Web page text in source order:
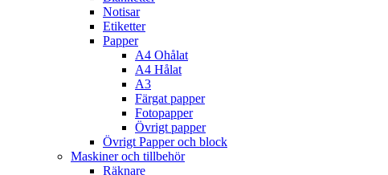
Notisar
Etiketter
Papper
A4 Ohålat
A4 Hålat
A3
Färgat papper
Fotopapper
Övrigt papper
Övrigt Papper och block
Maskiner och tillbehör
Räknare